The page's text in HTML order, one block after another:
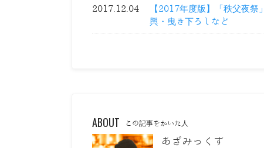
2017.12.04
【2017年度版】「秩父夜
輿・曳き下ろしなど
ABOUT この記事をかいた人
あざみっくす